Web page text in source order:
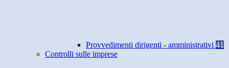
Provvedimenti dirigenti - amministrativi 41
Controlli sulle imprese